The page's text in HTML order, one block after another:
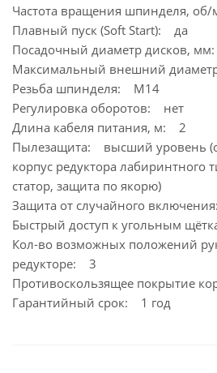
Частота вращения шпинделя,
Плавный пуск (Soft Start): да
Посадочный диаметр дисков,
Максимальный внешний
Резьба шпинделя: М14
Регулировка оборотов: нет
Длина кабеля питания, м: 2
Пылезащита: высший уровень
корпус редуктора
статор, защита по якорю)
Защита от случайного
Быстрый доступ к угольным
Кол-во возможных положений
редукторе: 3
Противоскользящее покрытие
Гарантийный срок: 1 год